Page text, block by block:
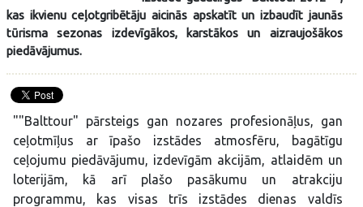
kas ikvienu ceļotgribētāju aicinās apskatīt un izbaudīt jaunās
tūrisma sezonas izdevīgākos, karstākos un aizraujošākos
piedāvājumus.
""Balttour" pārsteigs gan nozares profesionāļus, gan
ceļotmīļus ar īpašo izstādes atmosfēru, bagātīgu
ceļojumu piedāvājumu, izdevīgām akcijām, atlaidēm un
loterijām, kā arī plašo pasākumu un atrakciju
programmu, kas visas trīs izstādes dienas valdīs